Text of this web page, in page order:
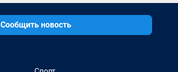
Сообщить новость